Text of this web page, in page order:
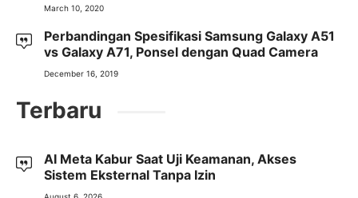
March 10, 2020
Perbandingan Spesifikasi Samsung Galaxy A51
vs Galaxy A71, Ponsel dengan Quad Camera
December 16, 2019
Terbaru
AI Meta Kabur Saat Uji Keamanan, Akses
Sistem Eksternal Tanpa Izin